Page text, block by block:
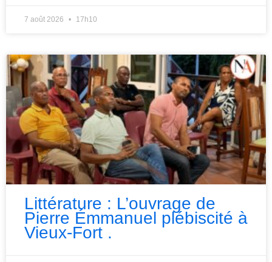
7 août 2026 17h10
Littérature : L’ouvrage de
Pierre Émmanuel plébiscité à
Vieux-Fort .